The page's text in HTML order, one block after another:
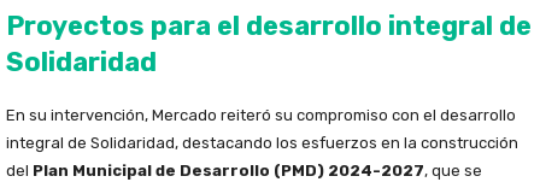
Proyectos para el desarrollo integral de
Solidaridad
En su intervención, Mercado reiteró su compromiso con el desarrollo
integral de Solidaridad, destacando los esfuerzos en la construcción
del Plan Municipal de Desarrollo (PMD) 2024-2027, que se